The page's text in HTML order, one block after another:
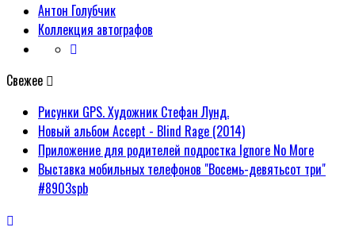
Антон Голубчик
Коллекция автографов
Свежее
Рисунки GPS. Художник Стефан Лунд.
Новый альбом Accept - Blind Rage (2014)
Приложение для родителей подростка Ignore No More
Выставка мобильных телефонов "Восемь-девятьсот три"
#8903spb